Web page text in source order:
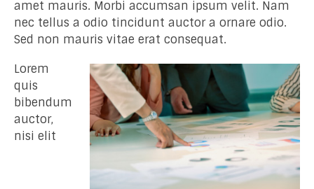
amet mauris. Morbi accumsan ipsum velit. Nam
nec tellus a odio tincidunt auctor a ornare odio.
Sed non mauris vitae erat consequat.
Lorem
quis
bibendum
auctor,
nisi elit